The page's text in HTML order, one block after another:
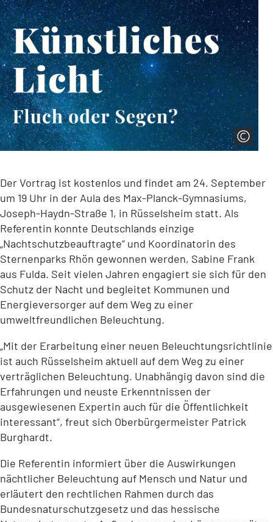
Der Vortrag ist kostenlos und findet am 24. September
um 19 Uhr in der Aula des Max-Planck-Gymnasiums,
Joseph-Haydn-Straße 1, in Rüsselsheim statt. Als
Referentin konnte Deutschlands einzige
„Nachtschutzbeauftragte“ und Koordinatorin des
Sternenparks Rhön gewonnen werden, Sabine Frank
aus Fulda. Seit vielen Jahren engagiert sie sich für den
Schutz der Nacht und begleitet Kommunen und
Energieversorger auf dem Weg zu einer
umweltfreundlichen Beleuchtung.
„Mit der Erarbeitung einer neuen Beleuchtungsrichtlinie
ist auch Rüsselsheim aktuell auf dem Weg zu einer
verträglichen Beleuchtung. Unabhängig davon sind die
Erfahrungen und neuste Erkenntnissen der
ausgewiesenen Expertin auch für die Öffentlichkeit
interessant“, freut sich Oberbürgermeister Patrick
Burghardt.
Die Referentin informiert über die Auswirkungen
nächtlicher Beleuchtung auf Mensch und Natur und
erläutert den rechtlichen Rahmen durch das
Bundesnaturschutzgesetz und das hessische